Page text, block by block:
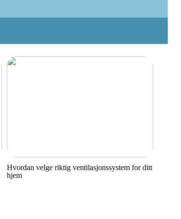
Hvordan velge riktig ventilasjonssystem for ditt
hjem